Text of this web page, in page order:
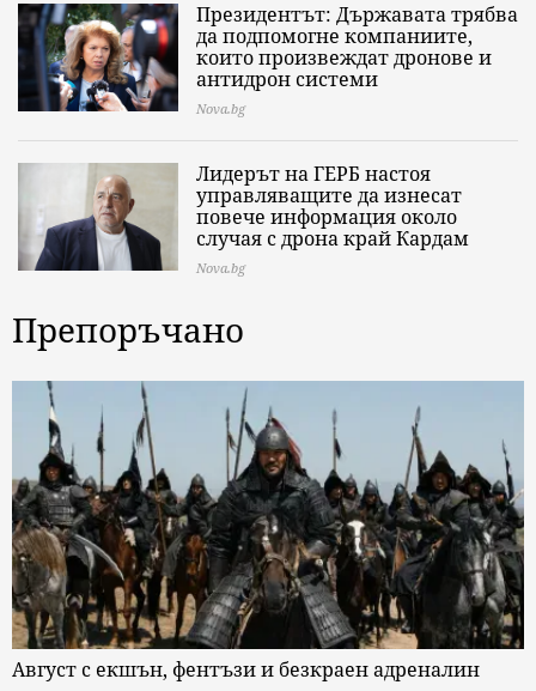
Президентът: Държавата трябва
да подпомогне компаниите,
които произвеждат дронове и
антидрон системи
Nova.bg
Лидерът на ГЕРБ настоя
управляващите да изнесат
повече информация около
случая с дрона край Кардам
Nova.bg
Препоръчано
Август с екшън, фентъзи и безкраен адреналин